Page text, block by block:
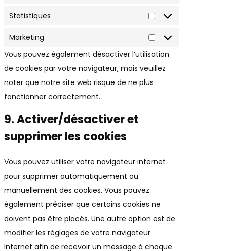
Statistiques
Marketing
Vous pouvez également désactiver l’utilisation
de cookies par votre navigateur, mais veuillez
noter que notre site web risque de ne plus
fonctionner correctement.
9. Activer/désactiver et
supprimer les cookies
Vous pouvez utiliser votre navigateur internet
pour supprimer automatiquement ou
manuellement des cookies. Vous pouvez
également préciser que certains cookies ne
doivent pas être placés. Une autre option est de
modifier les réglages de votre navigateur
Internet afin de recevoir un message à chaque